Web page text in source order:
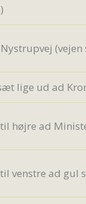
lige ud ad
højre ad
venstre ad gul